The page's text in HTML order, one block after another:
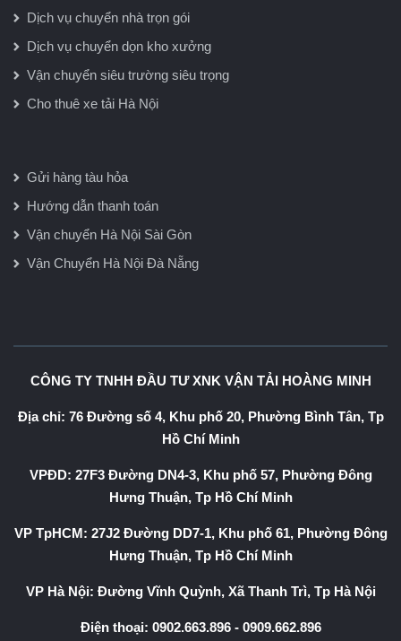
Dịch vụ chuyển nhà trọn gói
Dịch vụ chuyển dọn kho xưởng
Vận chuyển siêu trường siêu trọng
Cho thuê xe tải Hà Nội
Gửi hàng tàu hỏa
Hướng dẫn thanh toán
Vận chuyển Hà Nội Sài Gòn
Vận Chuyển Hà Nội Đà Nẵng
CÔNG TY TNHH ĐẦU TƯ XNK VẬN TẢI HOÀNG MINH
Địa chỉ: 76 Đường số 4, Khu phố 20, Phường Bình Tân, Tp
Hồ Chí Minh
VPĐD: 27F3 Đường DN4-3, Khu phố 57, Phường Đông
Hưng Thuận, Tp Hồ Chí Minh
VP TpHCM: 27J2 Đường DD7-1, Khu phố 61, Phường Đông
Hưng Thuận, Tp Hồ Chí Minh
VP Hà Nội: Đường Vĩnh Quỳnh, Xã Thanh Trì, Tp Hà Nội
Điện thoại: 0902.663.896- 0909.662.896